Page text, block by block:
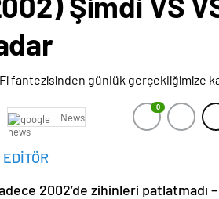
News
0
EDİTÖR
2002’de zihinleri patlatmadı